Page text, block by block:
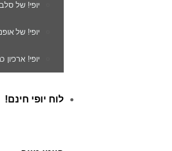
יופי! של
יופי! של
יופי! ארכיון
לוח יופי חינם!